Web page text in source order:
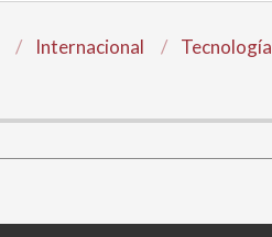
Internacional Tecnología